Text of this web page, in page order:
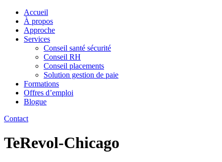
Accueil
À propos
Approche
Services
Conseil santé sécurité
Conseil RH
Conseil placements
Solution gestion de paie
Formations
Offres d’emploi
Blogue
Contact
TeRevol-Chicago